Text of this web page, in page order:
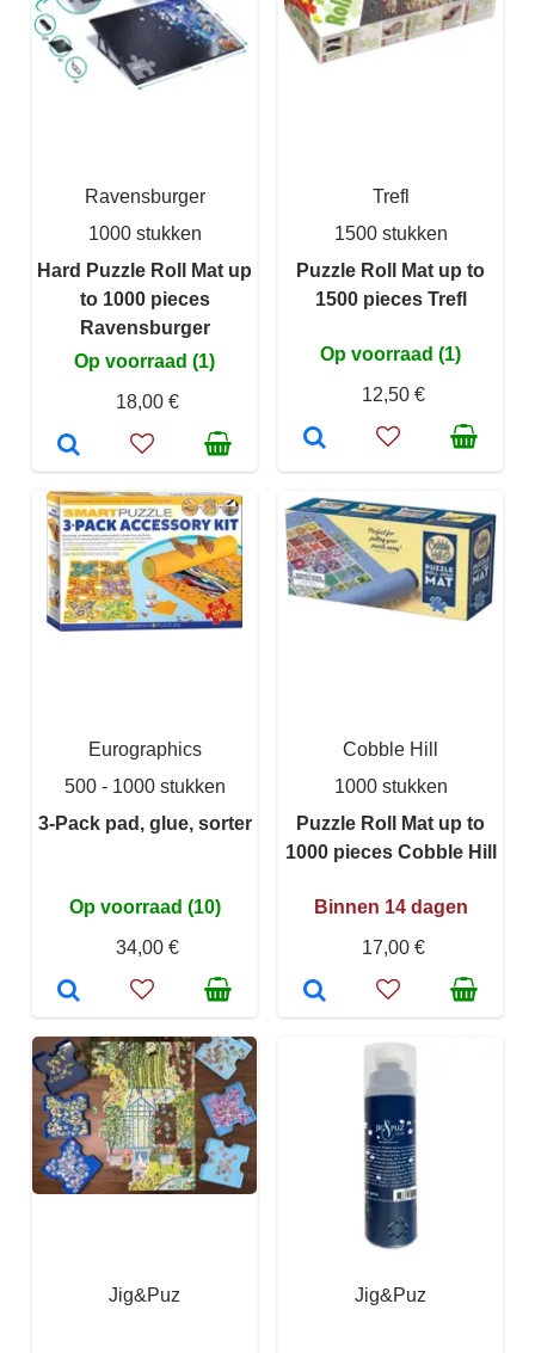
Ravensburger
1000 stukken
Hard Puzzle Roll Mat up
to 1000 pieces
Ravensburger
Op voorraad (1)
18,00 €
Trefl
1500 stukken
Puzzle Roll Mat up to
1500 pieces Trefl
Op voorraad (1)
12,50 €
Eurographics
500 - 1000 stukken
3-Pack pad, glue, sorter
Op voorraad (10)
34,00 €
Cobble Hill
1000 stukken
Puzzle Roll Mat up to
1000 pieces Cobble Hill
Binnen 14 dagen
17,00 €
Jig&Puz Jig&Puz